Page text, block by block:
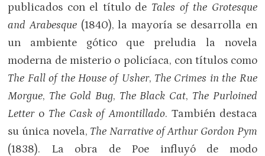
publicados con el título de Tales of the Grotesque
and Arabesque (1840), la mayoría se desarrolla en
un ambiente gótico que preludia la novela
moderna de misterio o policíaca, con títulos como
The Fall of the House of Usher, The Crimes in the Rue
Morgue, The Gold Bug, The Black Cat, The Purloined
Letter o The Cask of Amontillado. También destaca
su única novela, The Narrative of Arthur Gordon Pym
(1838). La obra de Poe influyó de modo